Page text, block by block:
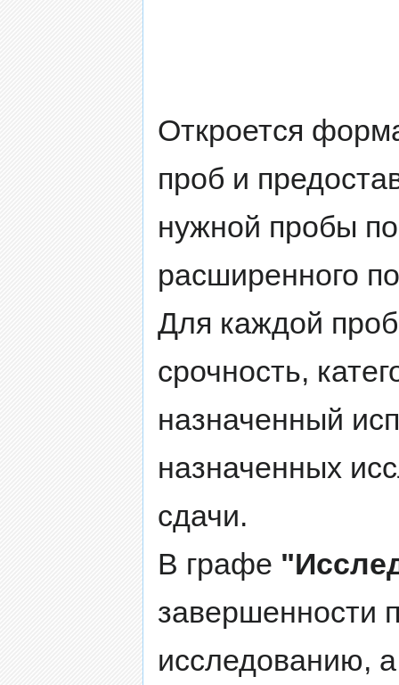
Откроется
проб и
нужной пробы
расширенного
Для каждой
срочность,
назначенный
назначенных
сдачи.
В графе
завершенности
исследованию,